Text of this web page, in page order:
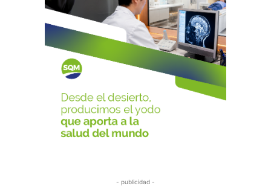
- publicidad -